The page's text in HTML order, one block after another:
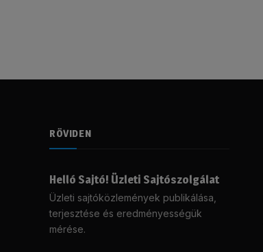
RÖVIDEN
Helló Sajtó! Üzleti Sajtószolgálat
Üzleti sajtóközlemények publikálása,
terjesztése és eredményességük
mérése.